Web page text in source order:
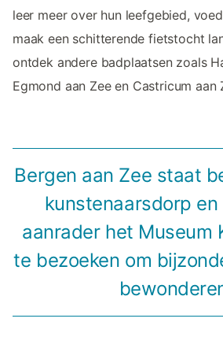
leer meer over hun leefgebied,
maak een schitterende fietstocht
ontdek andere badplaatsen zoals
Egmond aan Zee en Castricum aan
Bergen aan Zee staat
kunstenaarsdorp
aanrader het Museum
te bezoeken om